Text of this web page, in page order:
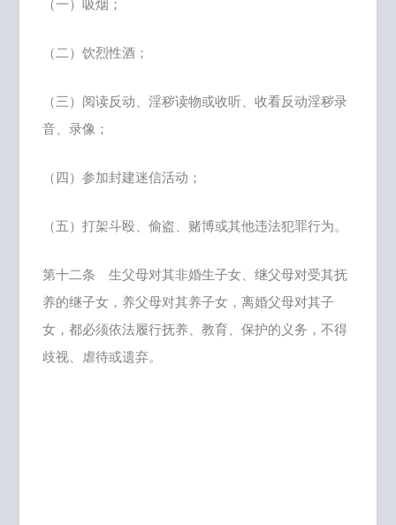
（一）吸烟；
（二）饮烈性酒；
（三）阅读反动、淫秽读物或收听、收看反动淫秽录
音、录像；
（四）参加封建迷信活动；
（五）打架斗殴、偷盗、赌博或其他违法犯罪行为。
第十二条 生父母对其非婚生子女、继父母对受其抚
养的继子女，养父母对其养子女，离婚父母对其子
女，都必须依法履行抚养、教育、保护的义务，不得
歧视、虐待或遗弃。